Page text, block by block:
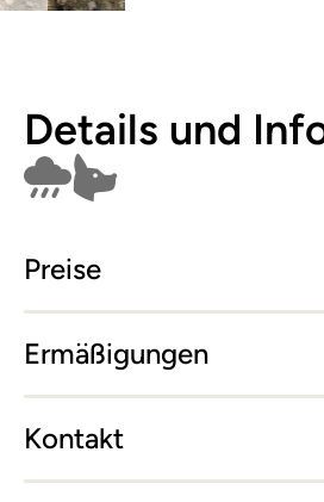
Details und
Findet bei
Preise
Ermäßigungen
Kontakt